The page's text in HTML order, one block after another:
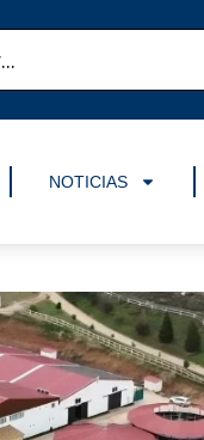
NOTICIAS